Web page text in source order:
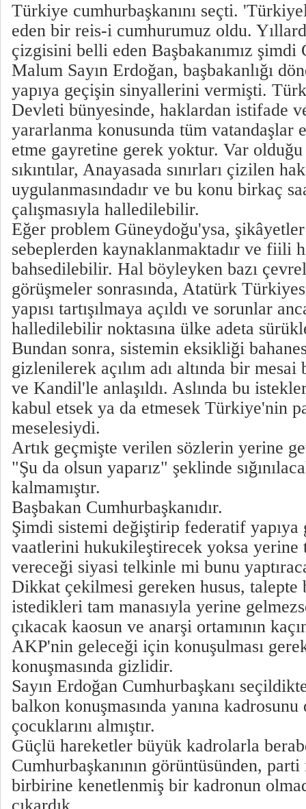
Türkiye cumhurbaşkanını seçti.
eden bir reis-i cumhurumuz oldu.
çizgisini belli eden Başbakanımız şimdi
Malum Sayın Erdoğan, başbakanlığı
yapıya geçişin sinyallerini vermişti.
Devleti bünyesinde, haklardan istifade
yararlanma konusunda tüm vatandaşlar
etme gayretine gerek yoktur. Var
sıkıntılar, Anayasada sınırları çizilen
uygulanmasındadır ve bu konu birkaç
çalışmasıyla halledilebilir.
Eğer problem Güneydoğu'ysa,
sebeplerden kaynaklanmaktadır ve fiili
bahsedilebilir. Hal böyleyken bazı
görüşmeler sonrasında, Atatürk
yapısı tartışılmaya açıldı ve sorunlar
halledilebilir noktasına ülke adeta
Bundan sonra, sistemin eksikliği
gizlenilerek açılım adı altında bir mesai
ve Kandil'le anlaşıldı. Aslında bu
kabul etsek ya da etmesek Türkiye'nin
meselesiydi.
Artık geçmişte verilen sözlerin yerine
"Şu da olsun yaparız" şeklinde
kalmamıştır.
Başbakan Cumhurbaşkanıdır.
Şimdi sistemi değiştirip federatif yapıya
vaatlerini hukukileştirecek yoksa yerine
vereceği siyasi telkinle mi bunu
Dikkat çekilmesi gereken husus, talepte
istedikleri tam manasıyla yerine
çıkacak kaosun ve anarşi ortamının
AKP'nin geleceği için konuşulması
konuşmasında gizlidir.
Sayın Erdoğan Cumhurbaşkanı
balkon konuşmasında yanına kadrosunu
çocuklarını almıştır.
Güçlü hareketler büyük kadrolarla
Cumhurbaşkanının görüntüsünden,
birbirine kenetlenmiş bir kadronun